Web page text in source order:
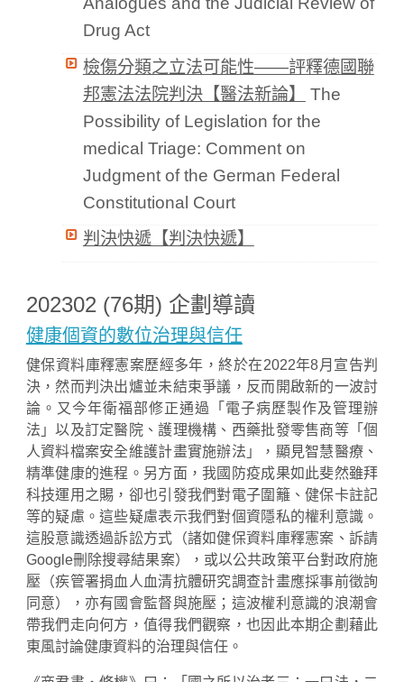
Drug Act
檢傷分類之立法可能性——評釋德國聯
邦憲法法院判決【醫法新論】
The
Possibility of Legislation for the
medical Triage: Comment on
Judgment of the German Federal
Constitutional Court
判決快遞【判決快遞】
202302 (76期) 企劃導讀
健康個資的數位治理與信任
健保資料庫釋憲案歷經多年，終於在2022年8月宣告判
決，然而判決出爐並未結束爭議，反而開啟新的一波討
論。又今年衛福部修正通過「電子病歷製作及管理辦
法」以及訂定醫院、護理機構、西藥批發零售商等「個
人資料檔案安全維護計畫實施辦法」，顯見智慧醫療、
精準健康的進程。另方面，我國防疫成果如此斐然雖拜
科技運用之賜，卻也引發我們對電子圍籬、健保卡註記
等的疑慮。這些疑慮表示我們對個資隱私的權利意識。
這股意識透過訴訟方式（諸如健保資料庫釋憲案、訴請
Google刪除搜尋結果案），或以公共政策平台對政府施
壓（疾管署捐血人血清抗體研究調查計畫應採事前徵詢
同意），亦有國會監督與施壓；這波權利意識的浪潮會
帶我們走向何方，值得我們觀察，也因此本期企劃藉此
東風討論健康資料的治理與信任。